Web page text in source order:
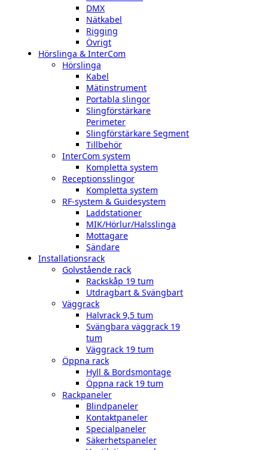
DMX
Nätkabel
Rigging
Övrigt
Hörslinga & InterCom
Hörslinga
Kabel
Mätinstrument
Portabla slingor
Slingförstärkare
Perimeter
Slingförstärkare Segment
Tillbehör
InterCom system
Kompletta system
Receptionsslingor
Kompletta system
RF-system & Guidesystem
Laddstationer
MIK/Hörlur/Halsslinga
Mottagare
Sändare
Installationsrack
Golvstående rack
Rackskåp 19 tum
Utdragbart & Svängbart
Väggrack
Halvrack 9,5 tum
Svängbara väggrack 19
tum
Väggrack 19 tum
Öppna rack
Hyll & Bordsmontage
Öppna rack 19 tum
Rackpaneler
Blindpaneler
Kontaktpaneler
Specialpaneler
Säkerhetspaneler